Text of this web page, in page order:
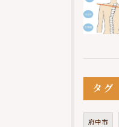
タグ
府中市